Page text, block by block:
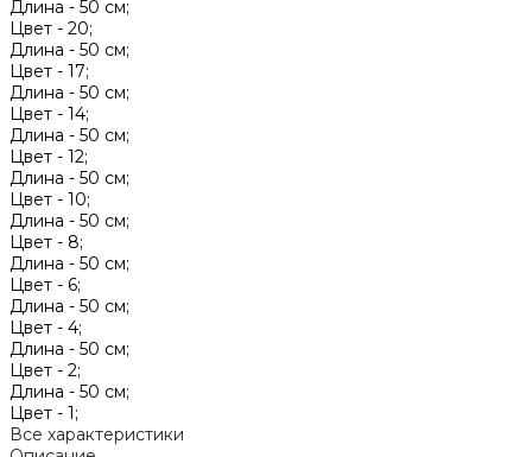
Длина - 50 см;
Цвет - 20;
Длина - 50 см;
Цвет - 17;
Длина - 50 см;
Цвет - 14;
Длина - 50 см;
Цвет - 12;
Длина - 50 см;
Цвет - 10;
Длина - 50 см;
Цвет - 8;
Длина - 50 см;
Цвет - 6;
Длина - 50 см;
Цвет - 4;
Длина - 50 см;
Цвет - 2;
Длина - 50 см;
Цвет - 1;
Все характеристики